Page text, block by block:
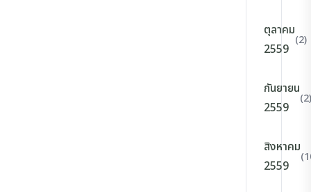
ตุลาคม
2559
(2)
กันยายน
2559
(2)
สิงหาคม
2559